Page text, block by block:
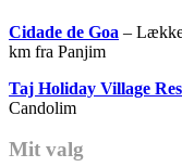
Cidade de Goa –
km fra Panjim
Taj Holiday Village
Candolim
Mit valg